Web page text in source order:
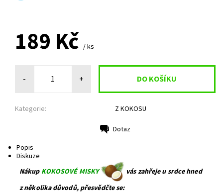
189 Kč / ks
- +
Kategorie: Z KOKOSU
Dotaz
Popis
Diskuze
Nákup KOKOSOVÉ MISKY
vás zahřeje u srdce hned
z několika důvodů, přesvědčte se: